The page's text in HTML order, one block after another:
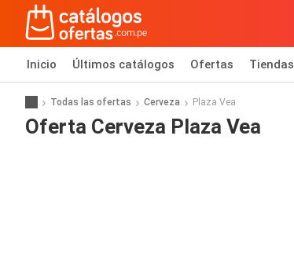
Inicio Últimos catálogos Ofertas Tiendas
Todas las ofertas Cerveza Plaza Vea
Oferta Cerveza Plaza Vea